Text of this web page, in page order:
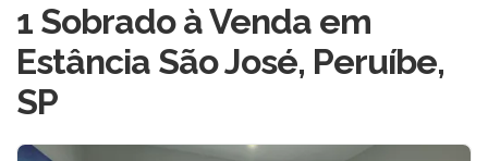
1 Sobrado à Venda em
Estância São José, Peruíbe,
SP